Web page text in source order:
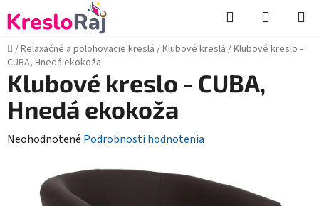
na
obsah
Hľadať
KOŠÍK
Domov
/Relaxačné a polohovacie kreslá/Klubové kreslá/Klubové kreslo -
CUBA, Hnedá ekokoža
Klubové kreslo - CUBA,
Hnedá ekokoža
Priemerné
produktu
Neohodnotené Podrobnosti hodnotenia